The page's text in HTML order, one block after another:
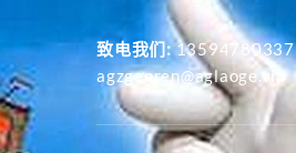
致电我们: 13594780337
agzgenren@aglaoge.vip